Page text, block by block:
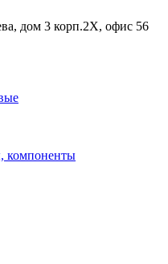
дом 3 корп.2X, офис 56
компоненты